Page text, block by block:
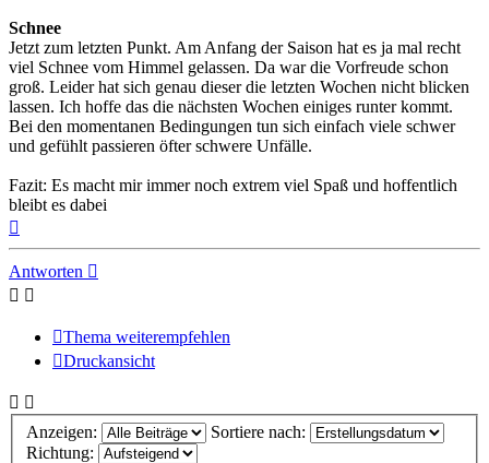
Schnee
Jetzt zum letzten Punkt. Am Anfang der Saison hat es ja mal recht
viel Schnee vom Himmel gelassen. Da war die Vorfreude schon
groß. Leider hat sich genau dieser die letzten Wochen nicht blicken
lassen. Ich hoffe das die nächsten Wochen einiges runter kommt.
Bei den momentanen Bedingungen tun sich einfach viele schwer
und gefühlt passieren öfter schwere Unfälle.
Fazit: Es macht mir immer noch extrem viel Spaß und hoffentlich
bleibt es dabei
Antworten
Thema weiterempfehlen
Druckansicht
Anzeigen:
Sortiere nach:
Richtung: